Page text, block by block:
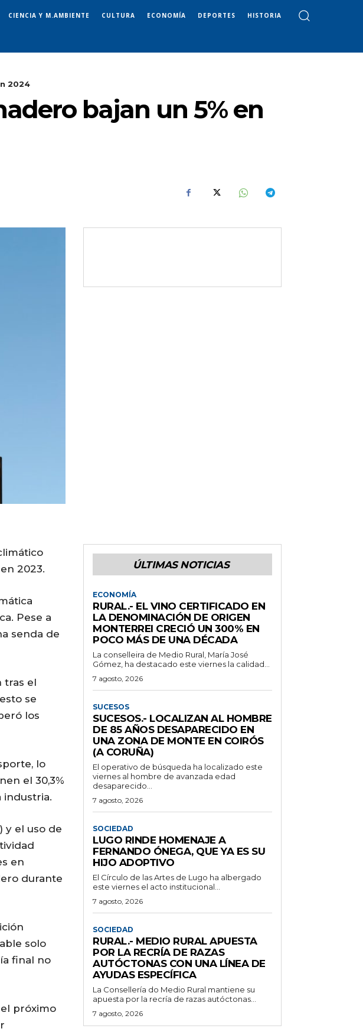
CIENCIA Y M.AMBIENTE CULTURA ECONOMÍA DEPORTES HISTORIA
2024
bajan un 5% en
2023.
Pese a
senda de
tras el
se
los
lo
el 30,3%
industria.
y el uso de
en
durante
solo
final no
próximo
ÚLTIMAS NOTICIAS
ECONOMÍA
RURAL.- EL VINO CERTIFICADO EN
LA DENOMINACIÓN DE ORIGEN
MONTERREI CRECIÓ UN 300% EN
POCO MÁS DE UNA DÉCADA
La conselleira de Medio Rural, María José
Gómez, ha destacado este viernes la calidad...
7 agosto, 2026
SUCESOS
SUCESOS.- LOCALIZAN AL HOMBRE
DE 85 AÑOS DESAPARECIDO EN
UNA ZONA DE MONTE EN COIRÓS
(A CORUÑA)
El operativo de búsqueda ha localizado este
viernes al hombre de avanzada edad
desaparecido...
7 agosto, 2026
SOCIEDAD
LUGO RINDE HOMENAJE A
FERNANDO ÓNEGA, QUE YA ES SU
HIJO ADOPTIVO
El Círculo de las Artes de Lugo ha albergado
este viernes el acto institucional...
7 agosto, 2026
SOCIEDAD
RURAL.- MEDIO RURAL APUESTA
POR LA RECRÍA DE RAZAS
AUTÓCTONAS CON UNA LÍNEA DE
AYUDAS ESPECÍFICA
La Consellería do Medio Rural mantiene su
apuesta por la recría de razas autóctonas...
7 agosto, 2026